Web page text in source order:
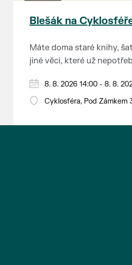
Blešák na
Máte doma staré knihy,
jiné věci, které už
náušnice nebo cokoliv
Chcete se zbavit staré
vám ve skříni staré /
příchod 30 minut před
aby si vše na prodejních
stihli přichystat. Pokud
8. 8. 2026 14:00 - 8. 8.
Cyklosféra, Pod Zámkem